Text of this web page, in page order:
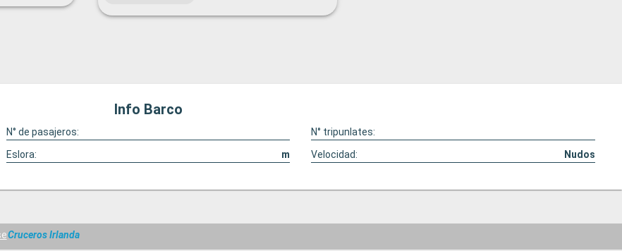
Info Barco
N° de pasajeros:
N° tripunlates:
Eslora: m Velocidad: Nudos
Cruceros Irlanda